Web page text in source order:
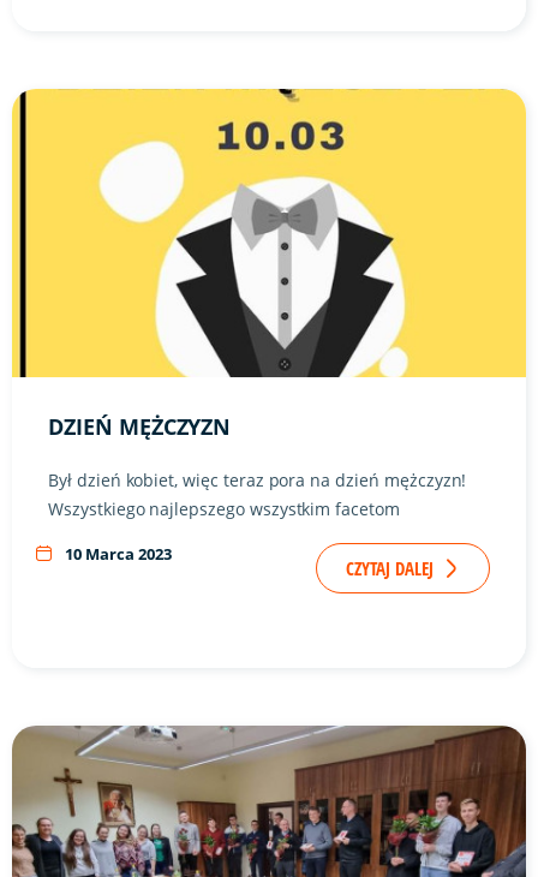
Link do artykułu "Dzień mężczyzn" ze zdjęciem w tle
DZIEŃ MĘŻCZYZN
Był dzień kobiet, więc teraz pora na dzień mężczyzn!
Wszystkiego najlepszego wszystkim facetom
10 Marca 2023
CZYTAJ DALEJ
Link do artykułu "Spotkanie organizatorów" ze zdjęciem w